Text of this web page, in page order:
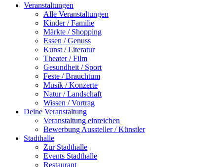
Veranstaltungen
Alle Veranstaltungen
Kinder / Familie
Märkte / Shopping
Essen / Genuss
Kunst / Literatur
Theater / Film
Gesundheit / Sport
Feste / Brauchtum
Musik / Konzerte
Natur / Landschaft
Wissen / Vortrag
Deine Veranstaltung
Veranstaltung einreichen
Bewerbung Aussteller / Künstler
Stadthalle
Zur Stadthalle
Events Stadthalle
Restaurant